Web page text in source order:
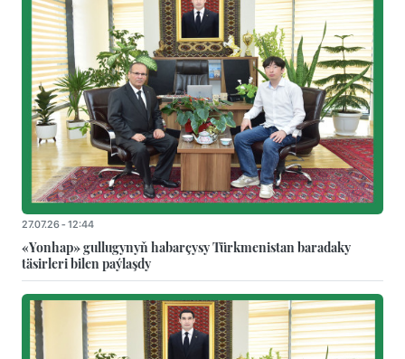
27.07.26 - 12:44
«Yonhap» gullugynyň habarçysy Türkmenistan baradaky
täsirleri bilen paýlaşdy